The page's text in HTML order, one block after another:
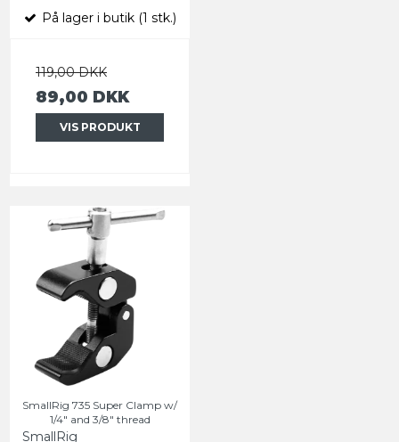
På lager i butik (1 stk.)
119,00 DKK
89,00 DKK
VIS PRODUKT
SmallRig 735 Super Clamp w/
1/4" and 3/8" thread
SmallRig